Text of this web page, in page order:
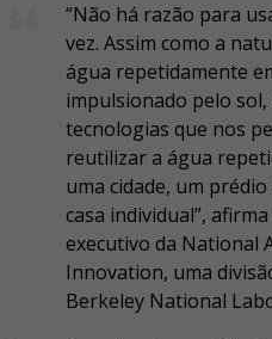
“Não há razão para
vez. Assim como a
água repetidamente
impulsionado pelo
tecnologias que nos
reutilizar a água
uma cidade, um
casa individual”,
executivo da National
Innovation, uma
Berkeley National